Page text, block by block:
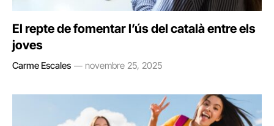
El repte de fomentar l’ús del català entre els
joves
Carme Escales novembre 25, 2025